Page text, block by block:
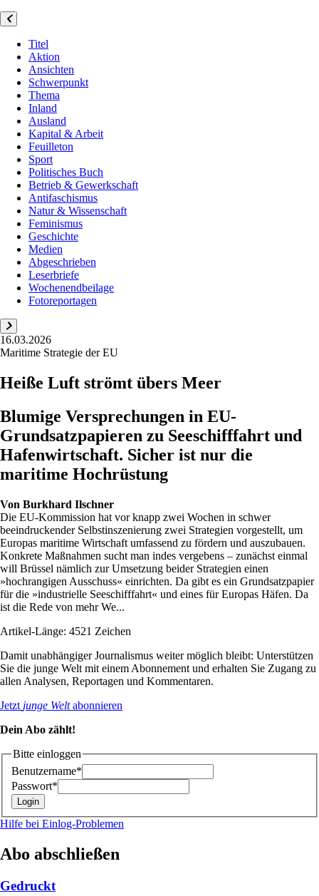
Titel
Aktion
Ansichten
Schwerpunkt
Thema
Inland
Ausland
Kapital & Arbeit
Feuilleton
Sport
Politisches Buch
Betrieb & Gewerkschaft
Antifaschismus
Natur & Wissenschaft
Feminismus
Geschichte
Medien
Abgeschrieben
Leserbriefe
Wochenendbeilage
Fotoreportagen
16.03.2026
Maritime Strategie der EU
Heiße Luft strömt übers Meer
Blumige Versprechungen in EU-
Grundsatzpapieren zu Seeschifffahrt und
Hafenwirtschaft. Sicher ist nur die
maritime Hochrüstung
Von Burkhard Ilschner
Die EU-Kommission hat vor knapp zwei Wochen in schwer
beeindruckender Selbstinszenierung zwei Strategien vorgestellt, um
Europas maritime Wirtschaft umfassend zu fördern und auszubauen.
Konkrete Maßnahmen sucht man indes vergebens – zunächst einmal
will Brüssel nämlich zur Umsetzung beider Strategien einen
»hochrangigen Ausschuss« einrichten. Da gibt es ein Grundsatzpapier
für die »industrielle Seeschifffahrt« und eines für Europas Häfen. Da
ist die Rede von mehr We...
Artikel-Länge: 4521 Zeichen
Damit unabhängiger Journalismus weiter möglich bleibt: Unterstützen
Sie die junge Welt mit einem Abonnement und erhalten Sie Zugang zu
allen Analysen, Reportagen und Kommentaren.
Jetzt junge Weltabonnieren
Dein Abo zählt!
Bitte einloggen
Benutzername*
Passwort*
Hilfe bei Einlog-Problemen
Abo abschließen
Gedruckt